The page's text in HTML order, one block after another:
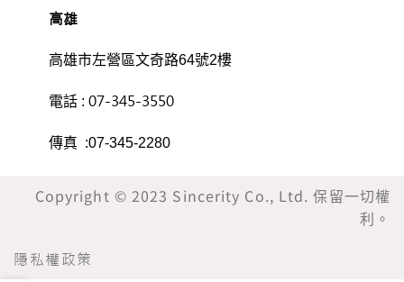
高雄
高雄市左營區文奇路64號2樓
電話 :07-345-3550
傳真 :07-345-2280
Copyright © 2023 Sincerity Co., Ltd. 保留一切權
利。
隱私權政策